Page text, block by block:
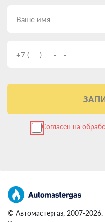
Еще один популярный
любыми двигателями. Но
установкой специалисты
рекомендации по
Качественное ГБО не
прояснить все детали,
профессионалам. Они
случай.
Итак, решение принято —
плане?
Найти проверенный
Согласен на
© Автомастергаз, 2007-2026.